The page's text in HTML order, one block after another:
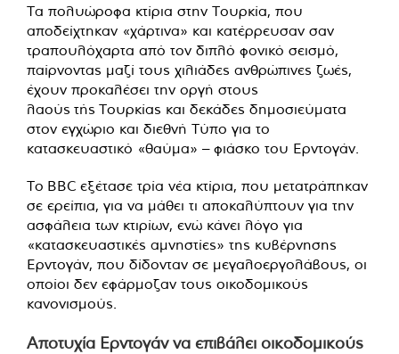
Τα πολυώροφα κτίρια στην Τουρκία, που
αποδείχτηκαν «χάρτινα» και κατέρρευσαν σαν
τραπουλόχαρτα από τον διπλό φονικό σεισμό,
παίρνοντας μαζί τους χιλιάδες ανθρώπινες ζωές,
έχουν προκαλέσει την οργή στους
λαούς τής Τουρκίας και δεκάδες δημοσιεύματα
στον εγχώριο και διεθνή Τύπο για το
κατασκευαστικό «θαύμα» – φιάσκο του Ερντογάν.
Το BBC εξέτασε τρία νέα κτίρια, που μετατράπηκαν
σε ερείπια, για να μάθει τι αποκαλύπτουν για την
ασφάλεια των κτιρίων, ενώ κάνει λόγο για
«κατασκευαστικές αμνηστίες» της κυβέρνησης
Ερντογάν, που δίδονταν σε μεγαλοεργολάβους, οι
οποίοι δεν εφάρμοζαν τους οικοδομικούς
κανονισμούς.
Αποτυχία Ερντογάν να επιβάλει οικοδομικούς